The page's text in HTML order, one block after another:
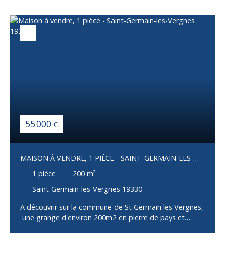
55 000 €
MAISON À VENDRE, 1 PIÈCE - SAINT-GERMAIN-LES-
VERGNES 19330
1 pièce 200 m²
Saint-Germain-les-Vergnes 19330
A découvrir sur la commune de St Germain les Vergnes,
une grange d'environ 200m2 en pierre de pays et